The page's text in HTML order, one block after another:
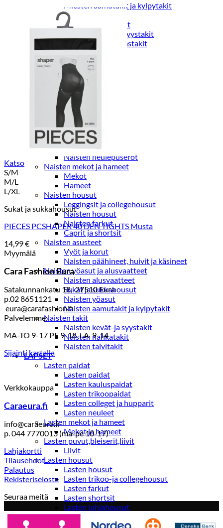
Miesten aamutakit ja kylpytakit
Miesten takit
Miesten nahkatakit
Miesten kevät-ja syystakit
Miesten villakangastakit
Miesten talvitakit
NAISET
Naisten paidat
Naisten colleget
Paidat, tunikat ja jakut
Trikoopaidat
Naisten puserot
Tunikat
Jakut ja liivit
Naisten neuleet
Naisten neuletakit
Naisten neulepuserot
Naisten mekot ja hameet
Mekot
Hameet
Naisten housut
Leggingsit ja collegehousut
Naisten housut
Naisten farkut
Caprit ja shortsit
Naisten asusteet
Vyöt ja korut
Naisten päähineet, huivit ja käsineet
Naisten yöasut ja alusvaatteet
Naisten alusvaatteet
Sukat ja sukkahousut
Naisten yöasut
Naisten aamutakit ja kylpytakit
Naisten takit
Naisten kevät-ja syystakit
Naisten nahkatakit
Naisten talvitakit
LAPSET
Lasten paidat
Lasten paidat
Lasten kauluspaidat
Lasten trikoopaidat
Lasten colleget ja hupparit
Lasten neuleet
Lasten mekot ja hameet
Mekot ja hameet
Lasten puvut,bleiserit,liivit
Liivit
Lasten housut
Lasten housut
Lasten trikoo-ja collegehousut
Lasten farkut
Lasten shortsit
Lasten juhlahousut
Yöasut ja kylpytakit
Lasten yöpaidat
Katso
S/M
M/L
L/XL
Sukat ja sukkahousut
PIECES PCSHAPER 40 DEN TIGHTS Musta
14,99€
Myymälä
Cara Fashion Eura
Satakunnankatu 18, 27510 Eura
p.02 8651121
eura@carafashion.fi
Palvelemme:
MA-TO 9-17 PE 9-18 LA 9-14
Sijainti kartalla
Verkkokauppa
Caraeura.fi
info@caraeura.fi
p. 044 7770013 (ma-pe 10-17)
Lahjakortti
Tilausehdot
Palautus
Rekisteriseloste
Seuraa meitä